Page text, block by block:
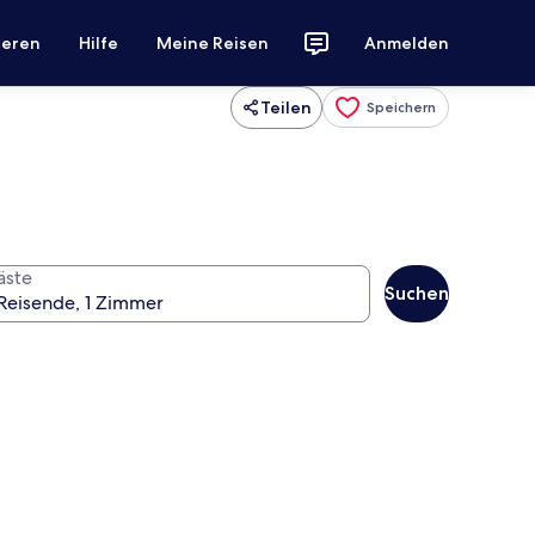
Hilfe Meine Reisen Anmelden
Teilen Speichern
Suchen